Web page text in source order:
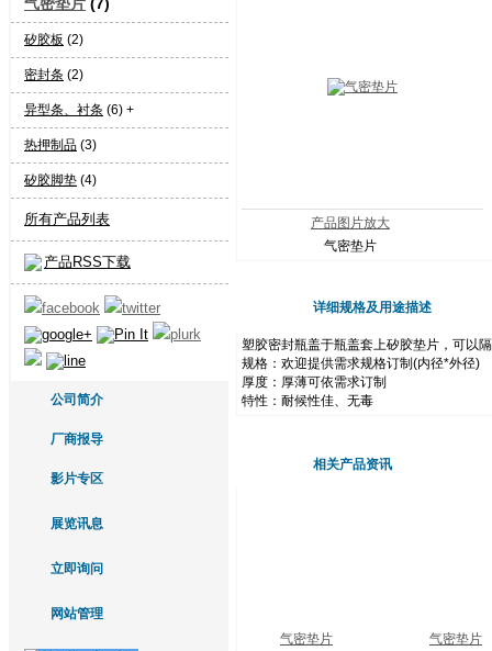
矽胶板 (2)
密封条 (2)
异型条、衬条 (6) +
热押制品 (3)
矽胶脚垫 (4)
所有产品列表
产品RSS下载
公司简介
厂商报导
影片专区
展览讯息
立即询问
网站管理
产品图片放大
气密垫片
详细规格及用途描述
塑胶密封瓶盖于瓶盖套上矽胶垫片，可以
规格：欢迎提供需求规格订制(内径*外径)
厚度：厚薄可依需求订制
特性：耐候性佳、无毒
相关产品资讯
气密垫片 气密垫片